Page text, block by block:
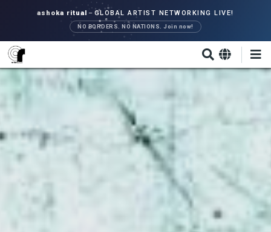
zum
Inhalt
ashoka ritual – GLOBAL ARTIST NETWORKING LIVE!
NO BORDERS. NO NATIONS. Join now!